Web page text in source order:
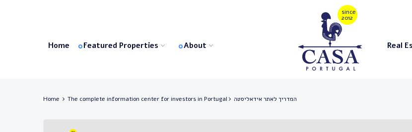
Home Featured Properties About Real
Home The complete information center for investors in Portugal המדריך לאתר אידאליסטה